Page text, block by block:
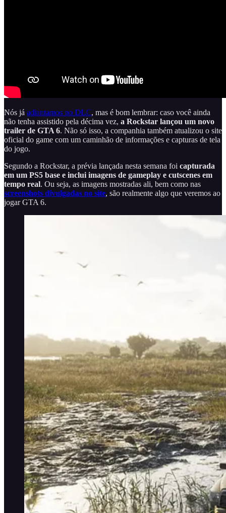
Nós já adiantamos no DLC, mas é bom lembrar: caso você ainda
não tenha assistido pela décima vez, a Rockstar lançou um novo
trailer de GTA 6. Não só isso, a companhia também atualizou o site
oficial do game com um caminhão de informações e capturas de tela
do jogo.
Segundo a Rockstar, a prévia lançada nesta semana foi capturada
em um PS5 base e inclui imagens de gameplay e cutscenes em
tempo real. Ou seja, as imagens mostradas ali, bem como nas
screenshots divulgadas no site, são realmente algo que veremos ao
jogar GTA 6.